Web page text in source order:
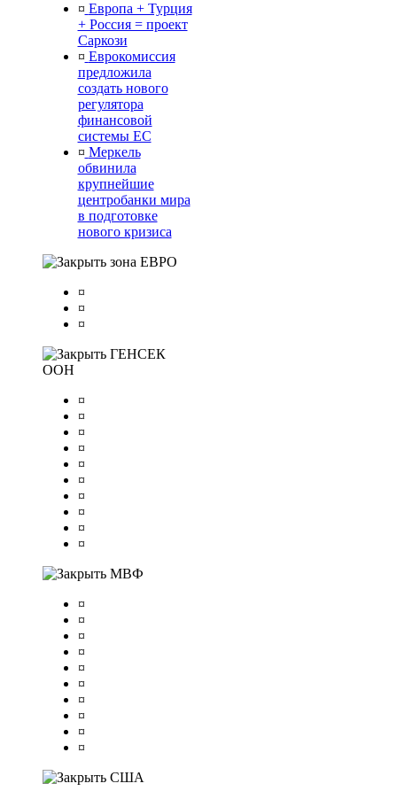
¤ Европа + Турция
+ Россия = проект
Саркози
¤ Еврокомиссия
предложила
создать нового
регулятора
финансовой
системы ЕС
¤ Меркель
обвинила
крупнейшие
центробанки мира
в подготовке
нового кризиса
зона ЕВРО
¤
¤
¤
ГЕНСЕК
ООН
¤
¤
¤
¤
¤
¤
¤
¤
¤
¤
МВФ
¤
¤
¤
¤
¤
¤
¤
¤
¤
¤
США